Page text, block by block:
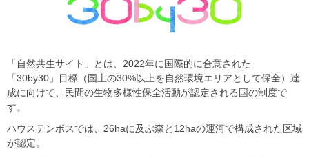
「自然共生サイト」とは、2022年に国際的に合意された
「30by30」目標（国土の30%以上を自然環境エリアとして保全）達
成に向けて、民間の生物多様性保全活動が認定される国の制度で
す。
ハウステンボスでは、26haに及ぶ森と12haの運河で構成された区域
が認定。